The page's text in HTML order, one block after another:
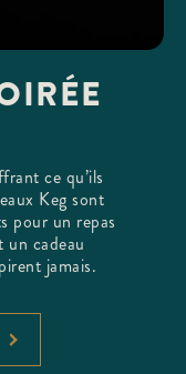
ce qu’ils
Keg sont
pour un repas
un cadeau
jamais.